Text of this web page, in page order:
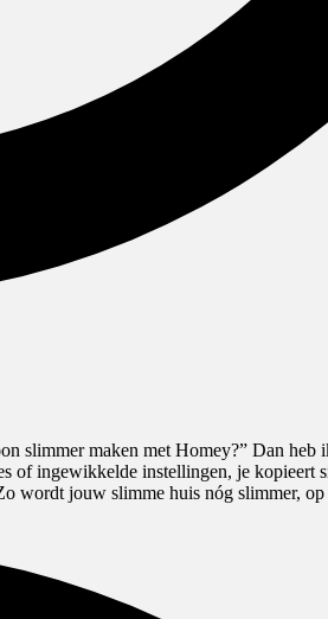
slimmer maken met Homey?” Dan heb
of ingewikkelde instellingen, je kopieert
wordt jouw slimme huis nóg slimmer,